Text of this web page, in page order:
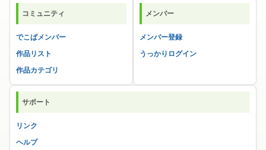
コミュニティ
でこぱメンバー
作品リスト
作品カテゴリ
メンバー
メンバー登録
うっかりログイン
サポート
リンク
ヘルプ